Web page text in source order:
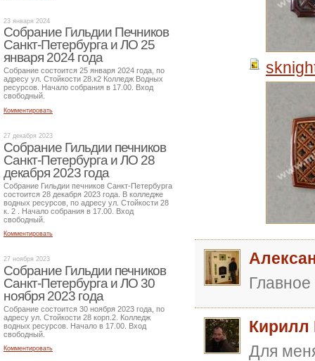
Кирилл
Для
23 января 2024
Собрание Гильдии Печников
Санкт-Петербурга и ЛО 25
января 2024 года
Собрание состоится 25 января 2024 года, по
адресу ул. Стойкости 28.к2 Колледж Водных
ресурсов. Начало собрания в 17.00. Вход
свободный.
Комментировать
27 декабря 2023
Собрание Гильдии печников
Санкт-Петербурга и ЛО 28
декабря 2023 года
Собрание Гильдии печников Санкт-Петербурга
состоится 28 декабря 2023 года. В колледже
водных ресурсов, по адресу ул. Стойкости 28
к. 2 . Начало собрания в 17.00. Вход
свободный.
Комментировать
27 ноября 2023
Собрание Гильдии печников
Санкт-Петербурга и ЛО 30
ноября 2023 года
Собрание состоится 30 ноября 2023 года, по
адресу ул. Стойкости 28 корп.2. Колледж
водных ресурсов. Начало в 17.00. Вход
свободный.
Комментировать